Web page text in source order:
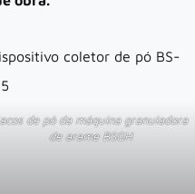
de pó da máquina granuladora
de arame BSGH